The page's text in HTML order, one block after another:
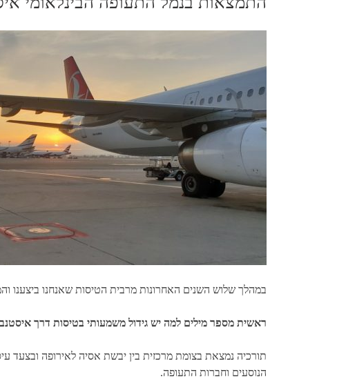
במהלך שלוש השנים האחרונות מרבית הטיסות שאנחנו ביצענו
ראשית מספר מילים למה יש גידול משמעותי בטיסות דרך
תורכיה נמצאת בצומת מרכזית בין יבשת אסיה לאירופה ובצעד
הנוסעים וחברות התעופה.